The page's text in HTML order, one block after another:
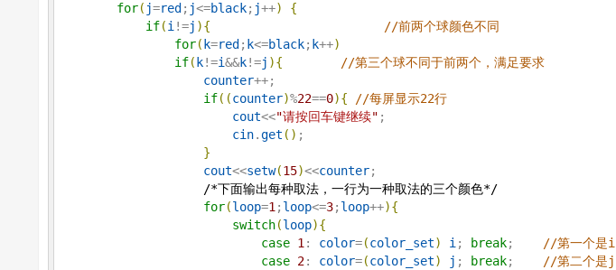
for( j=red ; j<=black; j++)
{
if(i !=j ){
//前两个球颜色不同
for( k=red ; k<=black; k++)
if( k!=i&&k!=j ){
//第三个球不同于前两个，满足要求
counter++;
if( (counter)%22==0){
//每屏显示22行
cout<<"请按回车键继续" ;
cin.get ( ) ;
}
cout<<setw(15)<<counter;
/*下面输出每种取法，一行为一种取法的三个颜色*/
for(loop=1 ; loop<=3; loop++){
switch(loop){
case 1 : color=(color_set) i ; break;
//第一个是i
case 2: color=(color_set) j ; break;
//第二个是j